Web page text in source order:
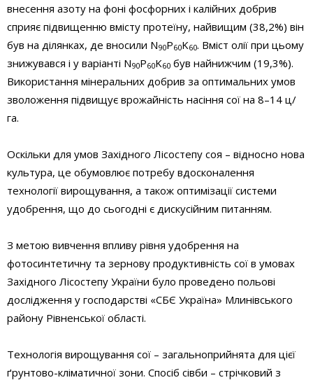
внесення азоту на фоні фосфорних і калійних добрив
сприяє підвищенню вмісту протеїну, найвищим (38,2%) він
був на ділянках, де вносили N90P60K60. Вміст олії при цьому
знижувався і у варіанті N90P60K60 був найнижчим (19,3%).
Використання мінеральних добрив за оптимальних умов
зволоження підвищує врожайність насіння сої на 8–14 ц/
га.
Оскільки для умов Західного Лісостепу соя – відносно нова
культура, це обумовлює потребу вдосконалення
технології вирощування, а також оптимізації системи
удобрення, що до сьогодні є дискусійним питанням.
З метою вивчення впливу рівня удобрення на
фотосинтетичну та зернову продуктивність сої в умовах
Західного Лісостепу України було проведено польові
дослідження у господарстві «СБЄ Україна» Млинівського
району Рівненської області.
Технологія вирощування сої – загальноприйнята для цієї
ґрунтово-кліматичної зони. Спосіб сівби – стрічковий з